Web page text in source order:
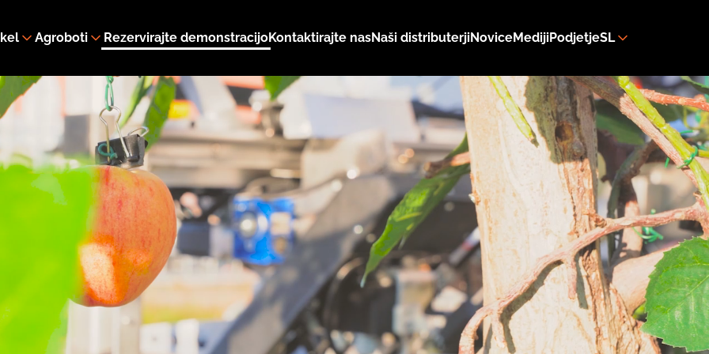
Agroboti Rezervirajte demonstracijoKontaktirajte nasNaši distributerjiNoviceMedijiPodjetjeSL